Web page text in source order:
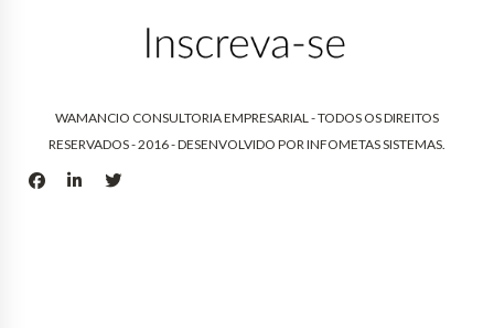
WAMANCIO CONSULTORIA EMPRESARIAL - TODOS OS DIREITOS
RESERVADOS - 2016 - DESENVOLVIDO PORINFOMETAS SISTEMAS.